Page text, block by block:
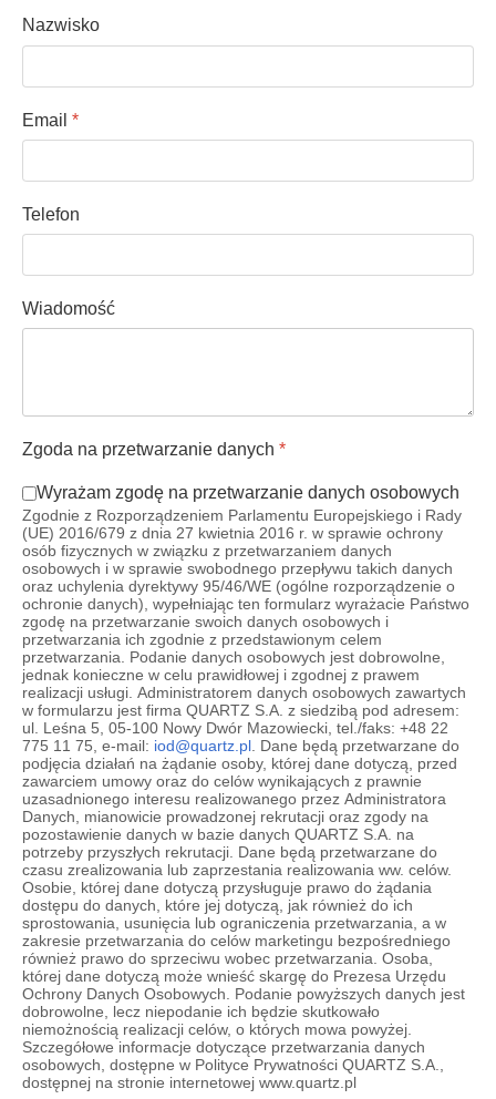
Nazwisko
Email *
Telefon
Wiadomość
Zgoda na przetwarzanie danych *
Wyrażam zgodę na przetwarzanie danych osobowych
Zgodnie z Rozporządzeniem Parlamentu Europejskiego i Rady
(UE) 2016/679 z dnia 27 kwietnia 2016 r. w sprawie ochrony
osób fizycznych w związku z przetwarzaniem danych
osobowych i w sprawie swobodnego przepływu takich danych
oraz uchylenia dyrektywy 95/46/WE (ogólne rozporządzenie o
ochronie danych), wypełniając ten formularz wyrażacie Państwo
zgodę na przetwarzanie swoich danych osobowych i
przetwarzania ich zgodnie z przedstawionym celem
przetwarzania. Podanie danych osobowych jest dobrowolne,
jednak konieczne w celu prawidłowej i zgodnej z prawem
realizacji usługi. Administratorem danych osobowych zawartych
w formularzu jest firma QUARTZ S.A. z siedzibą pod adresem:
ul. Leśna 5, 05-100 Nowy Dwór Mazowiecki, tel./faks: +48 22
775 11 75, e-mail: iod@quartz.pl. Dane będą przetwarzane do
podjęcia działań na żądanie osoby, której dane dotyczą, przed
zawarciem umowy oraz do celów wynikających z prawnie
uzasadnionego interesu realizowanego przez Administratora
Danych, mianowicie prowadzonej rekrutacji oraz zgody na
pozostawienie danych w bazie danych QUARTZ S.A. na
potrzeby przyszłych rekrutacji. Dane będą przetwarzane do
czasu zrealizowania lub zaprzestania realizowania ww. celów.
Osobie, której dane dotyczą przysługuje prawo do żądania
dostępu do danych, które jej dotyczą, jak również do ich
sprostowania, usunięcia lub ograniczenia przetwarzania, a w
zakresie przetwarzania do celów marketingu bezpośredniego
również prawo do sprzeciwu wobec przetwarzania. Osoba,
której dane dotyczą może wnieść skargę do Prezesa Urzędu
Ochrony Danych Osobowych. Podanie powyższych danych jest
dobrowolne, lecz niepodanie ich będzie skutkowało
niemożnością realizacji celów, o których mowa powyżej.
Szczegółowe informacje dotyczące przetwarzania danych
osobowych, dostępne w Polityce Prywatności QUARTZ S.A.,
dostępnej na stronie internetowej www.quartz.pl